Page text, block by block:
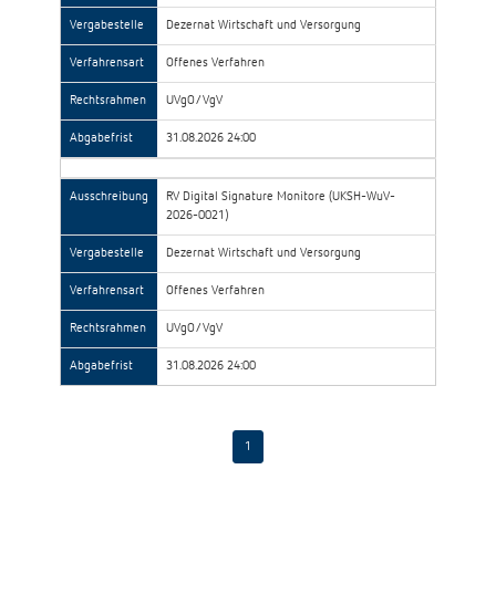
Vergabestelle Dezernat Wirtschaft und Versorgung
Verfahrensart Offenes Verfahren
Rechtsrahmen UVgO/VgV
Abgabefrist 31.08.2026 24:00
Ausschreibung
RV Digital Signature Monitore (UKSH-WuV-
2026-0021)
Vergabestelle Dezernat Wirtschaft und Versorgung
Verfahrensart Offenes Verfahren
Rechtsrahmen UVgO/VgV
Abgabefrist 31.08.2026 24:00
1